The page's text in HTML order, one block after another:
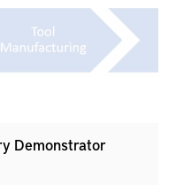
Demonstrator